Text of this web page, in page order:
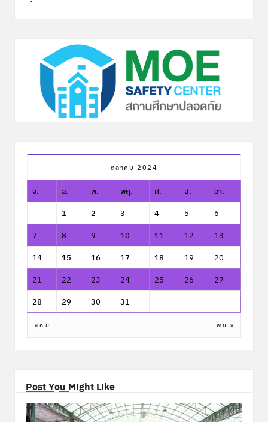
ตุลาคม 2024
จ. อ. พ. พฤ. ศ. ส.
อา.
1
2 3 4 5
6
7
8 9 10 11 12
13
14
15 16 17 18 19
20
21
22 23 24 25 26
27
28
29 30 31
« ก.ย. พ.ย. »
Post You Might Like